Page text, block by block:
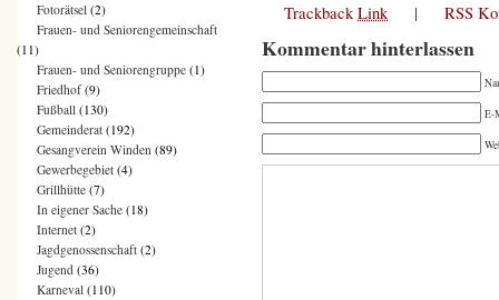
TrackbackLink | RSS
Kommentar hinterlassen
E-
Fotorätsel (2)
Frauen- und Seniorengemeinschaft
(11)
Frauen- und Seniorengruppe (1)
Friedhof(9)
Fußball (130)
Gemeinderat (192)
Gesangverein Winden (89)
Gewerbegebiet (4)
Grillhütte (7)
In eigener Sache (18)
Internet (2)
Jagdgenossenschaft (2)
Jugend (36)
Karneval (110)